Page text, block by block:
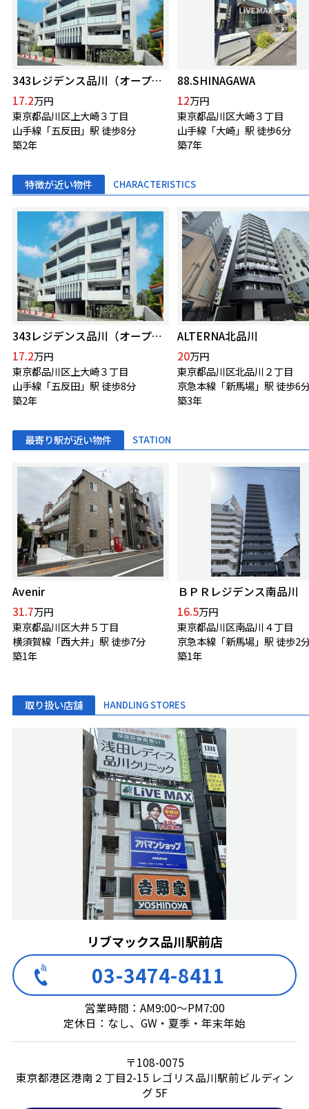
343レジデンス品川（オープンレジデンシア）
17.2万円
東京都品川区上大崎３丁目
山手線「五反田」駅 徒歩8分
築2年
88.SHINAGAWA
12万円
東京都品川区大崎３丁目
山手線「大崎」駅 徒歩6分
築7年
特徴が近い物件 CHARACTERISTICS
343レジデンス品川（オープンレジデンシア）
17.2万円
東京都品川区上大崎３丁目
山手線「五反田」駅 徒歩8分
築2年
ALTERNA北品川
20万円
東京都品川区北品川２丁目
京急本線「新馬場」駅 徒歩6
築3年
最寄り駅が近い物件 STATION
Avenir
31.7万円
東京都品川区大井５丁目
横須賀線「西大井」駅 徒歩7分
築1年
ＢＰＲレジデンス南品川
16.5万円
東京都品川区南品川４丁目
京急本線「新馬場」駅 徒歩2
築1年
取り扱い店舗 HANDLING STORES
リブマックス品川駅前店
03-3474-8411
営業時間：AM9:00～PM7:00
定休日：なし、GW・夏季・年末年始
〒108-0075
東京都港区港南２丁目2-15 レゴリス品川駅前ビルディン
グ 5F